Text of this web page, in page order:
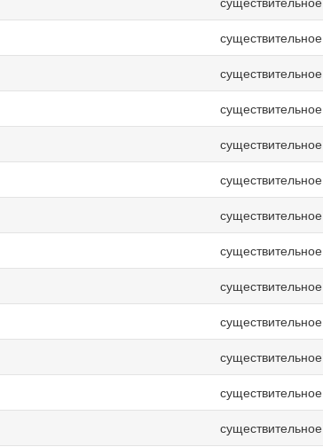
существительное
существительное
существительное
существительное
существительное
существительное
существительное
существительное
существительное
существительное
существительное
существительное